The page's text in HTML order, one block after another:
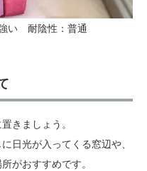
い 耐陰性：普通
きましょう。
日光が入ってくる窓辺や、
がおすすめです。